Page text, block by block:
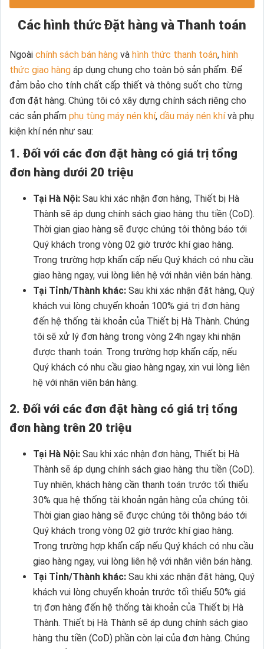
Các hình thức Đặt hàng và Thanh toán
Ngoài chính sách bán hàng và hình thức thanh toán, hình
thức giao hàng áp dụng chung cho toàn bộ sản phẩm. Để
đảm bảo cho tính chất cấp thiết và thông suốt cho từng
đơn đặt hàng. Chúng tôi có xây dựng chính sách riêng cho
các sản phẩm phụ tùng máy nén khí, dầu máy nén khívà phụ
kiện khí nén như sau:
1. Đối với các đơn đặt hàng có giá trị tổng
đơn hàng dưới 20 triệu
Tại Hà Nội: Sau khi xác nhận đơn hàng, Thiết bị Hà
Thành sẽ áp dụng chính sách giao hàng thu tiền (CoD).
Thời gian giao hàng sẽ được chúng tôi thông báo tới
Quý khách trong vòng 02 giờ trước khí giao hàng.
Trong trường hợp khẩn cấp nếu Quý khách có nhu cầu
giao hàng ngay, vui lòng liên hệ với nhân viên bán hàng.
Tại Tỉnh/Thành khác: Sau khi xác nhận đặt hàng, Quý
khách vui lòng chuyển khoản 100% giá trị đơn hàng
đến hệ thống tài khoản của Thiết bị Hà Thành. Chúng
tôi sẽ xử lý đơn hàng trong vòng 24h ngay khi nhận
được thanh toán. Trong trường hợp khẩn cấp, nếu
Quý khách có nhu cầu giao hàng ngay, xin vui lòng liên
hệ với nhân viên bán hàng.
2. Đối với các đơn đặt hàng có giá trị tổng
đơn hàng trên 20 triệu
Tại Hà Nội: Sau khi xác nhận đơn hàng, Thiết bị Hà
Thành sẽ áp dụng chính sách giao hàng thu tiền (CoD).
Tuy nhiên, khách hàng cần thanh toán trước tối thiểu
30% qua hệ thống tài khoản ngân hàng của chúng tôi.
Thời gian giao hàng sẽ được chúng tôi thông báo tới
Quý khách trong vòng 02 giờ trước khí giao hàng.
Trong trường hợp khẩn cấp nếu Quý khách có nhu cầu
giao hàng ngay, vui lòng liên hệ với nhân viên bán hàng.
Tại Tỉnh/Thành khác: Sau khi xác nhận đặt hàng, Quý
khách vui lòng chuyển khoản trước tối thiểu 50% giá
trị đơn hàng đến hệ thống tài khoản của Thiết bị Hà
Thành. Thiết bị Hà Thành sẽ áp dụng chính sách giao
hàng thu tiền (CoD) phần còn lại của đơn hàng. Chúng